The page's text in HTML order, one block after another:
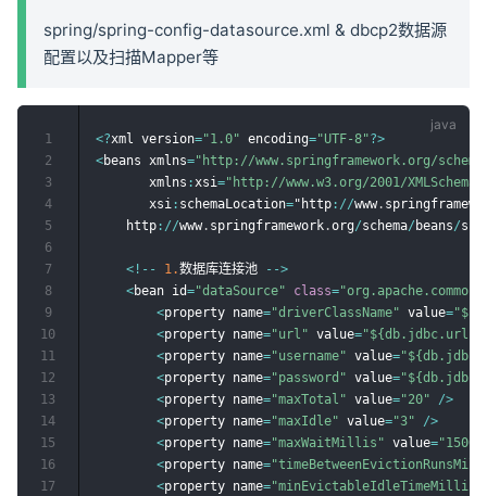
spring/spring-config-datasource.xml & dbcp2数据源
配置以及扫描Mapper等
<?xml version="1.0" encoding="UTF-8"?>
<beans xmlns="http://www.springframework.org/
       xmlns
:xsi="http://www.w3.org/2001/
       xsi
: schemaLocation="http : //www .
	http
: //www . springframework .org/schema/ beans/
< ! -- 1.数据库连接池 -->
<bean id="dataSource" class=
<property name="driverClassName" value=
<property name="url" value="${db.jdbc.url}"
<property name="username" value=
<property name="password" value=
<property name="maxTotal" value="20" />
<property name="maxIdle" value="3" />
<property name="maxWaitMillis" value=
<property name=
<property name="minEvictableIdleTimeMillis"
1
2
3
4
5
6
7
8
9
10
11
12
13
14
15
16
17